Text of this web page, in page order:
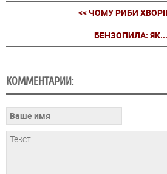
<< ЧОМУ РИБИ
БЕНЗОПИЛА: ЯК...
КОММЕНТАРИИ: